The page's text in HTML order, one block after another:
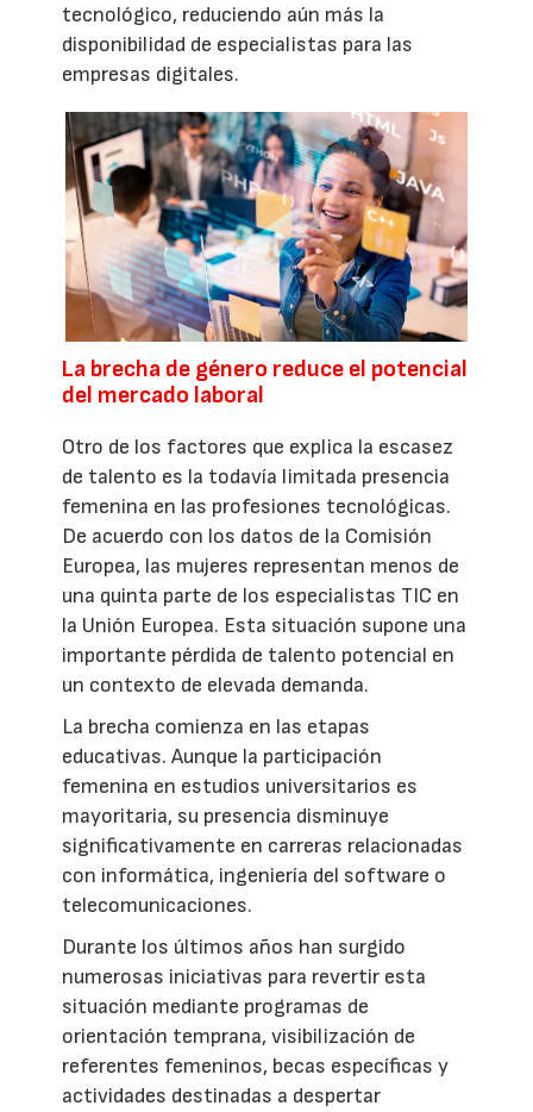
tecnológico, reduciendo aún más la
disponibilidad de especialistas para las
empresas digitales.
La brecha de género reduce el potencial
del mercado laboral
Otro de los factores que explica la escasez
de talento es la todavía limitada presencia
femenina en las profesiones tecnológicas.
De acuerdo con los datos de la Comisión
Europea, las mujeres representan menos de
una quinta parte de los especialistas TIC en
la Unión Europea. Esta situación supone una
importante pérdida de talento potencial en
un contexto de elevada demanda.
La brecha comienza en las etapas
educativas. Aunque la participación
femenina en estudios universitarios es
mayoritaria, su presencia disminuye
significativamente en carreras relacionadas
con informática, ingeniería del software o
telecomunicaciones.
Durante los últimos años han surgido
numerosas iniciativas para revertir esta
situación mediante programas de
orientación temprana, visibilización de
referentes femeninos, becas específicas y
actividades destinadas a despertar